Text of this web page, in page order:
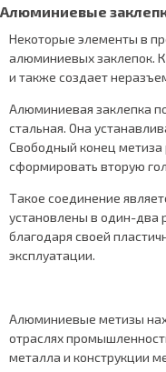
Алюминиевые
Некоторые элементы в
алюминиевых заклепок.
и также создает
Алюминиевая заклепка
стальная. Она
Свободный конец метиза
сформировать вторую
Такое соединение
установлены в один-два
благодаря своей
эксплуатации.
Алюминиевые метизы
отраслях
металла и конструкции